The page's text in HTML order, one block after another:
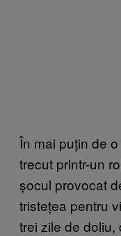
În mai puțin de
trecut printr-un
șocul provocat
tristețea pentru
trei zile de doliu,